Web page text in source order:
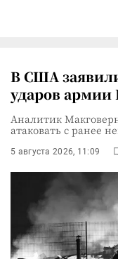
В США
ударов армии
Аналитик
атаковать с ранее
5 августа 2026, 11:09